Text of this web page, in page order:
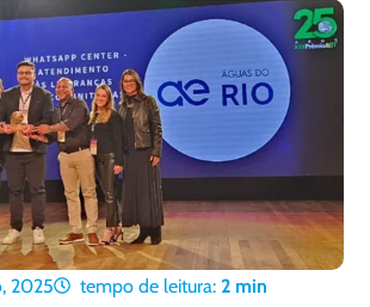
2025 tempo de leitura: 2 min